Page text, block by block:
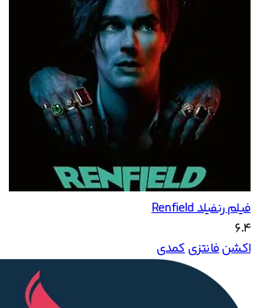
فیلم رنفیلد‌ Renfield
6.4
اکشنفانتزیکمدی